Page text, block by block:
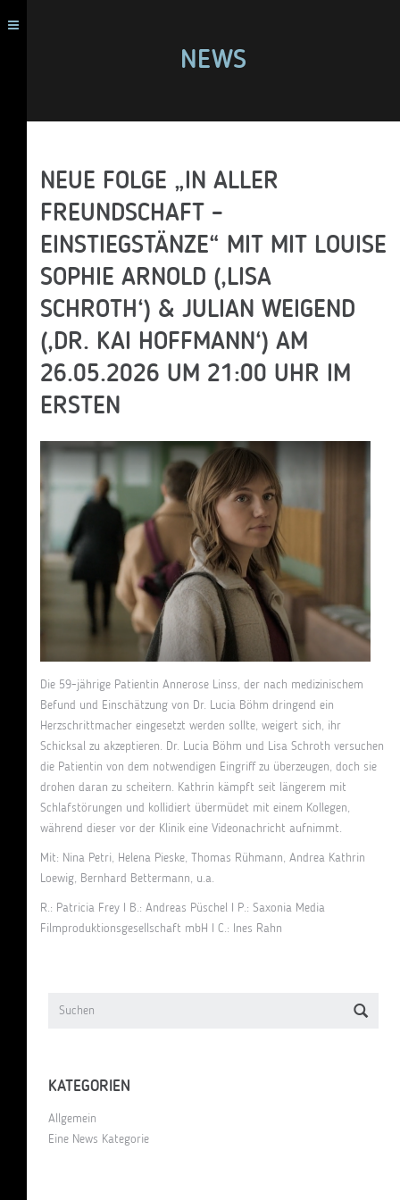
NEWS
NEUE FOLGE „IN ALLER
FREUNDSCHAFT –
EINSTIEGSTÄNZE“ MIT MIT LOUISE
SOPHIE ARNOLD (‚LISA
SCHROTH‘) & JULIAN WEIGEND
(‚DR. KAI HOFFMANN‘) AM
26.05.2026 UM 21:00 UHR IM
ERSTEN
Die 59-jährige Patientin Annerose Linss, der nach medizinischem
Befund und Einschätzung von Dr. Lucia Böhm dringend ein
Herzschrittmacher eingesetzt werden sollte, weigert sich, ihr
Schicksal zu akzeptieren. Dr. Lucia Böhm und Lisa Schroth versuchen
die Patientin von dem notwendigen Eingriff zu überzeugen, doch sie
drohen daran zu scheitern. Kathrin kämpft seit längerem mit
Schlafstörungen und kollidiert übermüdet mit einem Kollegen,
während dieser vor der Klinik eine Videonachricht aufnimmt.
Mit: Nina Petri, Helena Pieske, Thomas Rühmann, Andrea Kathrin
Loewig, Bernhard Bettermann, u.a.
R.: Patricia Frey I B.: Andreas Püschel I P.: Saxonia Media
Filmproduktionsgesellschaft mbH I C.: Ines Rahn
KATEGORIEN
Allgemein
Eine News Kategorie